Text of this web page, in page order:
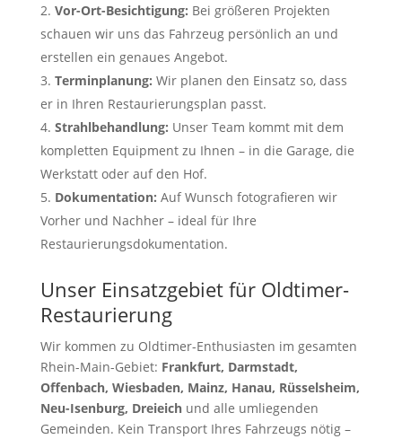
Vor-Ort-Besichtigung: Bei größeren Projekten
schauen wir uns das Fahrzeug persönlich an und
erstellen ein genaues Angebot.
Terminplanung: Wir planen den Einsatz so, dass
er in Ihren Restaurierungsplan passt.
Strahlbehandlung: Unser Team kommt mit dem
kompletten Equipment zu Ihnen – in die Garage, die
Werkstatt oder auf den Hof.
Dokumentation: Auf Wunsch fotografieren wir
Vorher und Nachher – ideal für Ihre
Restaurierungsdokumentation.
Unser Einsatzgebiet für Oldtimer-
Restaurierung
Wir kommen zu Oldtimer-Enthusiasten im gesamten
Rhein-Main-Gebiet: Frankfurt, Darmstadt,
Offenbach, Wiesbaden, Mainz, Hanau, Rüsselsheim,
Neu-Isenburg, Dreieichund alle umliegenden
Gemeinden. Kein Transport Ihres Fahrzeugs nötig –